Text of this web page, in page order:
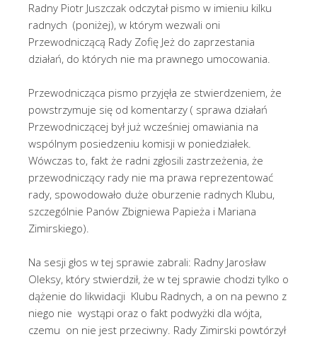
Radny Piotr Juszczak odczytał pismo w imieniu kilku
radnych (poniżej), w którym wezwali oni
Przewodniczącą Rady Zofię Jeż do zaprzestania
działań, do których nie ma prawnego umocowania.
Przewodnicząca pismo przyjęła ze stwierdzeniem, że
powstrzymuje się od komentarzy ( sprawa działań
Przewodniczącej był już wcześniej omawiania na
wspólnym posiedzeniu komisji w poniedziałek.
Wówczas to, fakt że radni zgłosili zastrzeżenia, że
przewodniczący rady nie ma prawa reprezentować
rady, spowodowało duże oburzenie radnych Klubu,
szczególnie Panów Zbigniewa Papieża i Mariana
Zimirskiego).
Na sesji głos w tej sprawie zabrali: Radny Jarosław
Oleksy, który stwierdził, że w tej sprawie chodzi tylko o
dążenie do likwidacji Klubu Radnych, a on na pewno z
niego nie wystąpi oraz o fakt podwyżki dla wójta,
czemu on nie jest przeciwny. Rady Zimirski powtórzył